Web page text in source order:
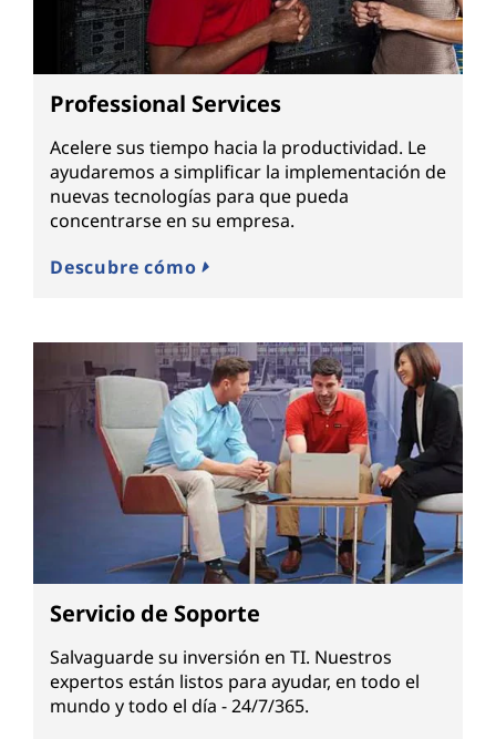
Professional Services
Acelere sus tiempo hacia la productividad. Le
ayudaremos a simplificar la implementación de
nuevas tecnologías para que pueda
concentrarse en su empresa.
Descubre cómo
Servicio de Soporte
Salvaguarde su inversión en TI. Nuestros
expertos están listos para ayudar, en todo el
mundo y todo el día - 24/7/365.